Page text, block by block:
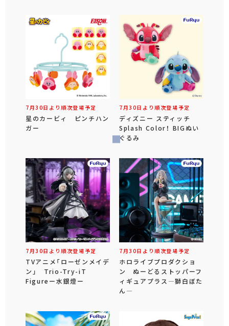
7月30日より順次登場予定
星のカービィ ピンチハン
ガー
7月30日より順次登場予定
ディズニー スティッチ
Splash Color！ BIGぬい
ぐるみ
7月30日より順次登場予定
TVアニメ「ローゼンメイデ
ン」 Trio-Try-iT
Figureー水銀燈ー
7月30日より順次登場予定
ホロライブプロダクショ
ン ぬーどるストッパーフ
ィギュアプラス―獅白ぼた
ん―